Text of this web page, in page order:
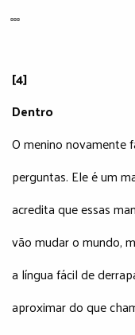
̻ ̻ ̻
[4]
Dentro
O menino novamente
perguntas. Ele é um
acredita que essas
vão mudar o mundo,
a língua fácil de
aproximar do que